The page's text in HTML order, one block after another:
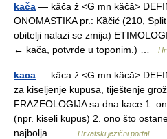
kača — kȁča ž <G mn kȃčā>
ONOMASTIKA pr.: Kȁčić (210,
obitelji nalazi se zmija)
← kača, potvrde u toponim.) …
kaca — kȁca ž <G mn kȃcā>
za kiseljenje kupusa, tiještenje
FRAZEOLOGIJA sa dna kace 1.
(npr. kiseli kupus) 2. ono što
najbolja… …
Hrvatski jezični portal